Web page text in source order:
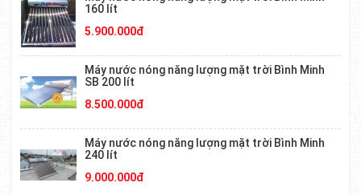
160 lít
5.900.000đ
Máy nước nóng năng lượng mặt trời Bình Minh
SB 200 lít
8.500.000đ
Máy nước nóng năng lượng mặt trời Bình Minh
240 lít
9.000.000đ